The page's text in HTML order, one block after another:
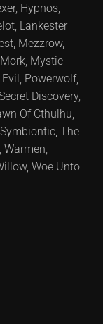
Hypnos,
Lankester
Mezzrow,
Mystic
Powerwolf,
Discovery,
Of Cthulhu,
The
Woe Unto